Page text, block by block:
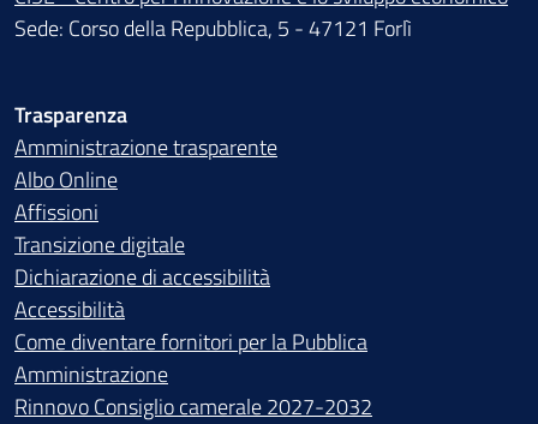
Sede: Corso della Repubblica, 5 - 47121 Forlì
Trasparenza
Amministrazione trasparente
Albo Online
Affissioni
Transizione digitale
Dichiarazione di accessibilità
Accessibilità
Come diventare fornitori per la Pubblica
Amministrazione
Rinnovo Consiglio camerale 2027-2032